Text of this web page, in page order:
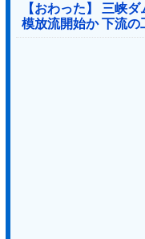
【おわった】 三峡
模放流開始か 下流の
る